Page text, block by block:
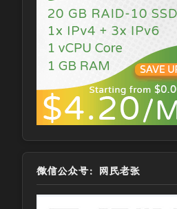
微信公众号：网民老张